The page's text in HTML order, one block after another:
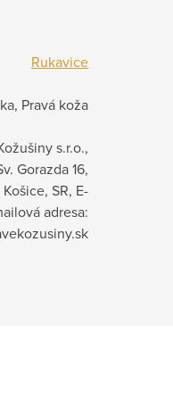
Rukavice
Pravá koža
s.r.o.,
Gorazda 16,
SR, E-
adresa: